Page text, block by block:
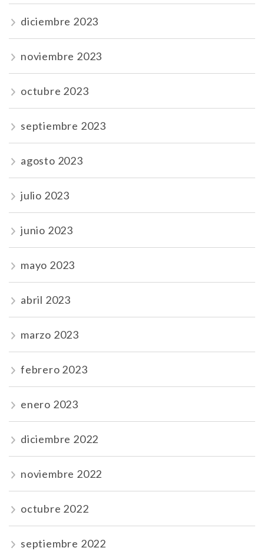
diciembre 2023
noviembre 2023
octubre 2023
septiembre 2023
agosto 2023
julio 2023
junio 2023
mayo 2023
abril 2023
marzo 2023
febrero 2023
enero 2023
diciembre 2022
noviembre 2022
octubre 2022
septiembre 2022